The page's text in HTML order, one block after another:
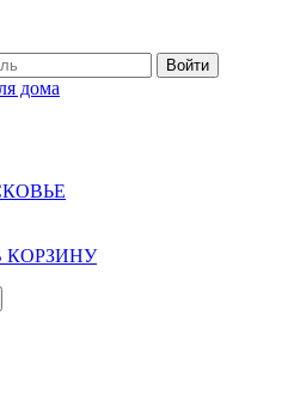
КОРЗИНУ